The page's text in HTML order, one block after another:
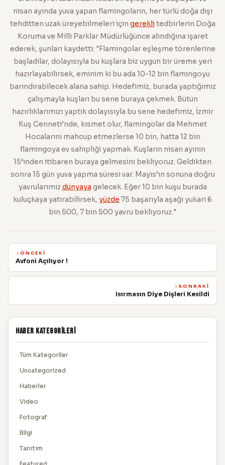
nisan ayında yuva yapan flamingoların, her türlü doğa dışı
tehditten uzak üreyebilmeleri için gereklitedbirlerin Doğa
Koruma ve Milli Parklar Müdürlüğünce alındığına işaret
ederek, şunları kaydetti: "Flamingolar eşleşme törenlerine
başladılar, dolayısıyla bu kuşlara biz uygun bir üreme yeri
hazırlayabilirsek, eminim ki bu ada 10-12 bin flamingoyu
barındırabilecek alana sahip. Hedefimiz, burada yaptığımız
çalışmayla kuşları bu sene buraya çekmek. Bütün
hazırlıklarımızı yaptık dolayısıyla bu sene hedefimiz, İzmir
Kuş Cenneti’nde, kısmet olur, flamingolar da Mehmet
Hocalarını mahcup etmezlerse 10 bin, hatta 12 bin
flamingoya ev sahipliği yapmak. Kuşların nisan ayının
15’inden itibaren buraya gelmesini bekliyoruz. Geldikten
sonra 15 gün yuva yapma süresi var. Mayıs’ın sonuna doğru
yavrularımız dünyaya gelecek. Eğer 10 bin kuşu burada
kuluçkaya yatırabilirsek, yüzde 75 başarıyla aşağı yukarı 6
bin 500, 7 bin 500 yavru bekliyoruz."
ÖNCEKI
Avfoni Açılıyor !
SONRAKI
Isırmasın Diye Dişleri Kesildi
Haber Kategorileri
Tüm Kategoriler
Uncategorized
Haberler
Video
Fotograf
Bilgi
Tanıtım
Featured